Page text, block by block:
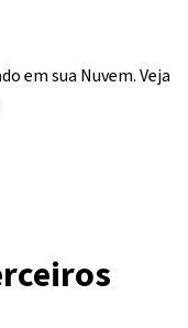
em sua Nuvem. Veja